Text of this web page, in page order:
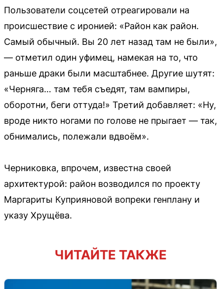
Пользователи соцсетей отреагировали на
происшествие с иронией: «Район как район.
Самый обычный. Вы 20 лет назад там не были»,
— отметил один уфимец, намекая на то, что
раньше драки были масштабнее. Другие шутят:
«Черняга… там тебя съедят, там вампиры,
оборотни, беги оттуда!» Третий добавляет: «Ну,
вроде никто ногами по голове не прыгает — так,
обнимались, полежали вдвоём».
Черниковка, впрочем, известна своей
архитектурой: район возводился по проекту
Маргариты Куприяновой вопреки генплану и
указу Хрущёва.
ЧИТАЙТЕ ТАКЖЕ